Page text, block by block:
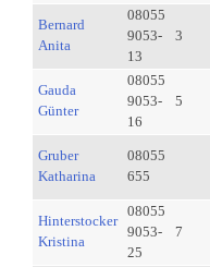
Bernard
Anita
08055
9053-
13
3
Gauda
Günter
08055
9053-
16
5
Gruber
Katharina
08055
655
Hinterstocker
Kristina
08055
9053-
25
7